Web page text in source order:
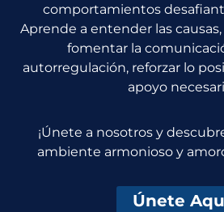
comportamientos
Aprende a entender las
fomentar la
autorregulación, reforzar lo
apoyo
¡Únete a nosotros y
ambiente armonioso y
Únete